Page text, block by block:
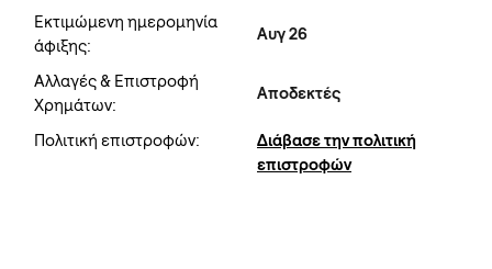
Εκτιμώμενη ημερομηνία
άφιξης:
Αυγ 26
Αλλαγές & Επιστροφή
Χρημάτων:
Αποδεκτές
Πολιτική επιστροφών:
Διάβασε την πολιτική
επιστροφών